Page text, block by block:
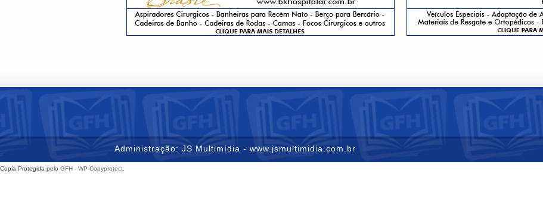
Administração: JS Multimídia - www.jsmultimidia.com.br
Copia Protegida pelo GFH - WP-Copyprotect